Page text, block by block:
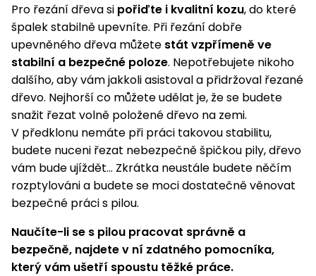
Pro řezání dřeva si pořiďte i kvalitní kozu, do které
špalek stabilně upevníte. Při řezání dobře
upevněného dřeva můžete stát vzpřímeně ve
stabilní a bezpečné poloze. Nepotřebujete nikoho
dalšího, aby vám jakkoli asistoval a přidržoval řezané
dřevo. Nejhorší co můžete udělat je, že se budete
snažit řezat volně položené dřevo na zemi.
V předklonu nemáte při práci takovou stabilitu,
budete nuceni řezat nebezpečně špičkou pily, dřevo
vám bude ujíždět… Zkrátka neustále budete něčím
rozptylováni a budete se moci dostatečně věnovat
bezpečné práci s pilou.
Naučíte-li se s pilou pracovat správně a
bezpečně, najdete v ní zdatného pomocníka,
který vám ušetří spoustu těžké práce.